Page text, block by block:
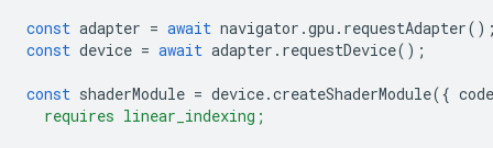
const adapter = await navigator .gpu . requestAdapter
const device = await adapter . requestDevice();
const shaderModule = device.createShaderModule({ code
  requires linear_indexing;